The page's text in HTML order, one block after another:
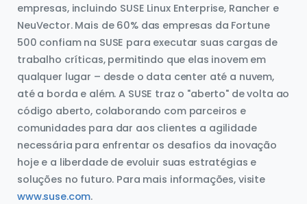
empresas, incluindo SUSE Linux Enterprise, Rancher e
NeuVector. Mais de 60% das empresas da Fortune
500 confiam na SUSE para executar suas cargas de
trabalho críticas, permitindo que elas inovem em
qualquer lugar – desde o data center até a nuvem,
até a borda e além. A SUSE traz o "aberto" de volta ao
código aberto, colaborando com parceiros e
comunidades para dar aos clientes a agilidade
necessária para enfrentar os desafios da inovação
hoje e a liberdade de evoluir suas estratégias e
soluções no futuro. Para mais informações, visite
www.suse.com.